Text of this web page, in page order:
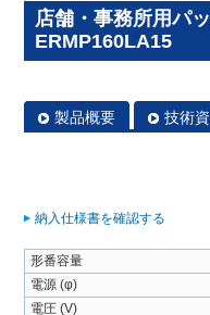
店舗・事務所用パ
ERMP160LA15
製品概要 技術
納入仕様書を確認する
形番容量
電源 (φ)
電圧 (V)